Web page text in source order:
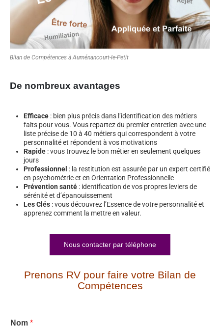
Bilan de Compétences à Auménancourt-le-Petit
De nombreux avantages
Efficace : bien plus précis dans l’identification des métiers
faits pour vous. Vous repartez du premier entretien avec une
liste précise de 10 à 40 métiers qui correspondent à votre
personnalité et répondent à vos motivations
Rapide : vous trouvez le bon métier en seulement quelques
jours
Professionnel : la restitution est assurée par un expert certifié
en psychométrie et en Orientation Professionnelle
Prévention santé : identification de vos propres leviers de
sérénité et d’épanouissement
Les Clés : vous découvrez l’Essence de votre personnalité et
apprenez comment la mettre en valeur.
Nous contacter par téléphone
Prenons RV pour faire votre Bilan de
Compétences
Nom *